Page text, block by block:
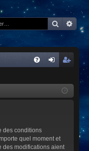
cri
des conditions
quel moment et
des modifications aient